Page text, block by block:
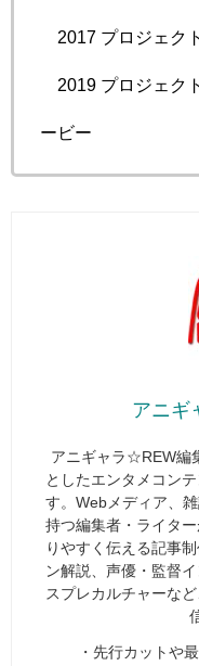
©2017 プロジェク
©2019 プロジェク
ービー
アニギ
アニギャラ☆REW編
としたエンタメコン
す。Webメディア、
持つ編集者・ライタ
りやすく伝える記事
ン解説、声優・監督
スプレカルチャーな
・先行カットや